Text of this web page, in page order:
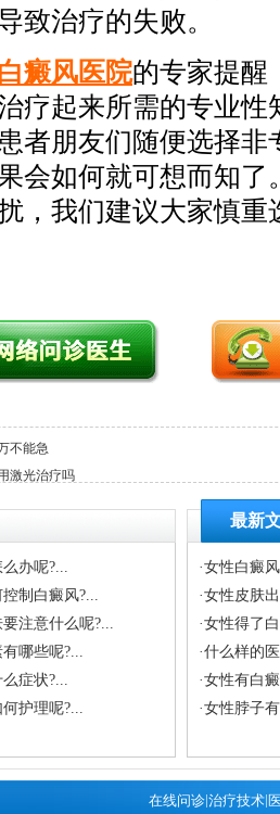
致治疗的失败。
癜风医院的专家提醒
疗起来所需的专业性
者朋友们随便选择非
会如何就可想而知了
，我们建议大家慎重
不能急
激光治疗吗
办呢?...
制白癜风?...
注意什么呢?...
哪些呢?...
症状?...
护理呢?...
最新
·女性白癜
·女性皮肤
·女性得了
·什么样的
·女性有白
·女性脖子
在线问诊|治疗技术|